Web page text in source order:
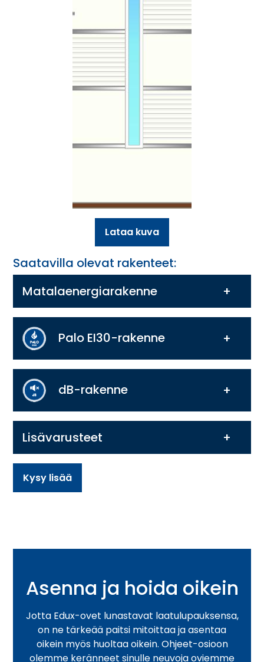
Lataa kuva
Saatavilla olevat rakenteet:
Matalaenergiarakenne
Palo EI30-rakenne
dB-rakenne
Lisävarusteet
Kysy lisää
Asenna ja hoida oikein
Jotta Edux-ovet lunastavat laatulupauksensa,
on ne tärkeää paitsi mitoittaa ja asentaa
oikein myös huoltaa oikein. Ohjeet-osioon
olemme keränneet sinulle neuvoja oviemme